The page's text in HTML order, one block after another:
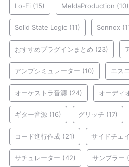
Lo-Fi (15) MeldaProduction (10)
Solid State Logic (11) Sonnox
おすすめプラグインまとめ (23)
アンプシミュレーター (10) エス
オーケストラ音源 (24) オーディ
ギター音源 (16) グリッチ (17)
コード進行作成 (21) サイドチェ
サチュレーター (42) サンプラー